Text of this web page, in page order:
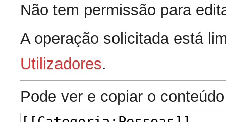
Não tem permissão para
A operação solicitada está
Utilizadores.
Pode ver e copiar o